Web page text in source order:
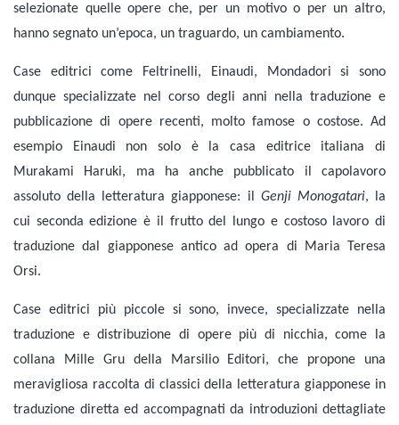
selezionate quelle opere che, per un motivo o per un altro,
hanno segnato un’epoca, un traguardo, un cambiamento.
Case editrici come Feltrinelli, Einaudi, Mondadori si sono
dunque specializzate nel corso degli anni nella traduzione e
pubblicazione di opere recenti, molto famose o costose. Ad
esempio Einaudi non solo è la casa editrice italiana di
Murakami Haruki, ma ha anche pubblicato il capolavoro
assoluto della letteratura giapponese: il Genji Monogatari, la
cui seconda edizione è il frutto del lungo e costoso lavoro di
traduzione dal giapponese antico ad opera di Maria Teresa
Orsi.
Case editrici più piccole si sono, invece, specializzate nella
traduzione e distribuzione di opere più di nicchia, come la
collana Mille Gru della Marsilio Editori, che propone una
meravigliosa raccolta di classici della letteratura giapponese in
traduzione diretta ed accompagnati da introduzioni dettagliate